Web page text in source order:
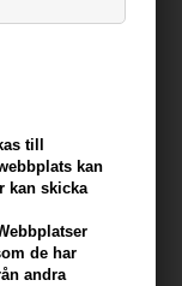
till
kan
kan skicka
de har
andra